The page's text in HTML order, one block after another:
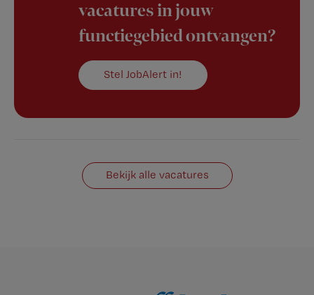
vacatures in jouw
functiegebied ontvangen?
Stel JobAlert in!
Bekijk alle vacatures